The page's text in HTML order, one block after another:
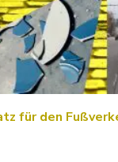
für den